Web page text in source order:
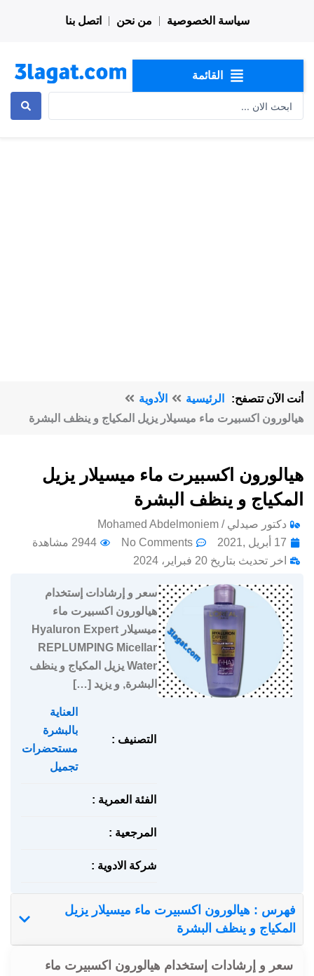
سياسة الخصوصية من نحن اتصل بنا
القائمة
أنت الآن تتصفح: الرئيسية
الأدوية
هيالورون اكسبيرت ماء ميسيلار يزيل المكياج و ينظف البشرة
هيالورون اكسبيرت ماء ميسيلار يزيل
المكياج و ينظف البشرة
دكتور صيدلي / Mohamed Abdelmoniem
17 أبريل ,2021
No Comments
2944 مشاهدة
اخر تحديث بتاريخ 20 فبراير، 2024
سعر و إرشادات إستخدام
هيالورون اكسبيرت ماء
ميسيلار Hyaluron Expert
REPLUMPING Micellar
Water يزيل المكياج و ينظف
البشرة, و يزيد […]
التصنيف :
العناية
بالبشرة
مستحضرات
تجميل
الفئة العمرية :
المرجعية :
شركة الادوية :
فهرس : هيالورون اكسبيرت ماء ميسيلار يزيل
المكياج و ينظف البشرة
سعر و إرشادات إستخدام هيالورون اكسبيرت ماء